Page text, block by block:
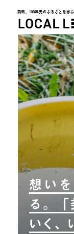
前略、100年先のふるさとを思ふ
LOCAL LETTER
想い
る。
いく、